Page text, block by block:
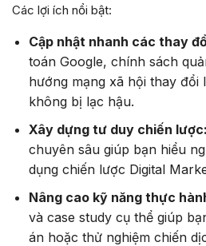
Các lợi ích nổi bật:
Cập nhật nhanh các thay
toán Google, chính sách
hướng mạng xã hội thay đổi
không bị lạc hậu.
Xây dựng tư duy chiến lược:
chuyên sâu giúp bạn hiểu
dụng chiến lược Digital
Nâng cao kỹ năng thực
và case study cụ thể giúp
án hoặc thử nghiệm chiến